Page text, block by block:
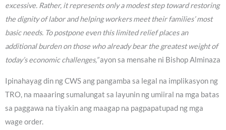
excessive. Rather, it represents only a modest step toward restoring
the dignity of labor and helping workers meet their families’ most
basic needs. To postpone even this limited relief places an
additional burden on those who already bear the greatest weight of
today’s economic challenges,”ayon sa mensahe ni Bishop Alminaza
Ipinahayag din ng CWS ang pangamba sa legal na implikasyon ng
TRO, na maaaring sumalungat sa layunin ng umiiral na mga batas
sa paggawa na tiyakin ang maagap na pagpapatupad ng mga
wage order.